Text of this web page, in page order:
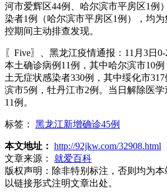
河市爱辉区44例、哈尔滨市平房区1例
染者1例（哈尔滨市平房区1例），均
控期间主动排查发现。
〖Five〗、黑龙江疫情通报：11月3日
本土确诊病例11例，其中哈尔滨市10
土无症状感染者330例，其中绥化市
滨市5例，牡丹江市2例。当日解除医
11例。
标签： 黑龙江新增确诊45例
本文地址： http://92jkw.com/32908.html
文章来源：
就爱百科
版权声明： 除非特别标注，否则均为
以链接形式注明文章出处。